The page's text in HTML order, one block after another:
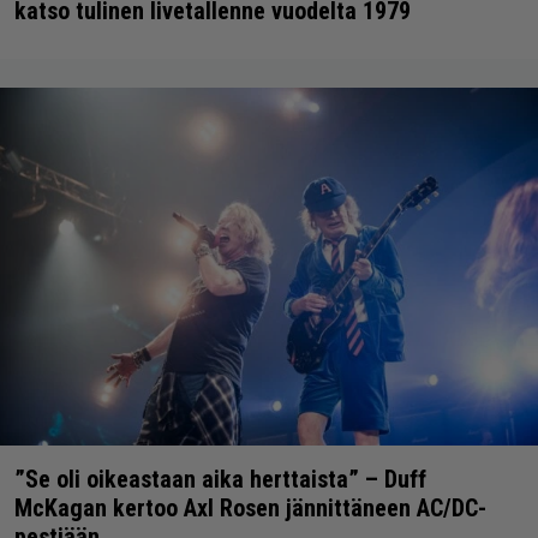
katso tulinen livetallenne vuodelta 1979
”Se oli oikeastaan aika herttaista” – Duff
McKagan kertoo Axl Rosen jännittäneen AC/DC-